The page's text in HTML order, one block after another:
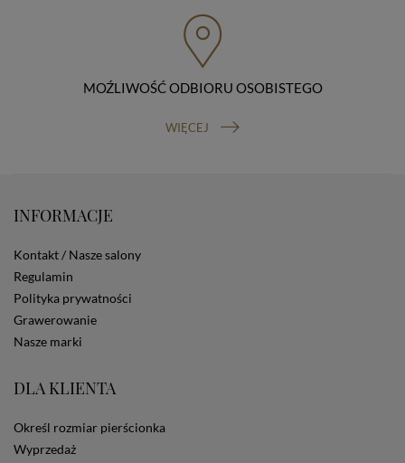
organu nadzorczego (Prezesa Urzędu Ochrony Danych
Osobowych, ul. Stawki 2, 00-193 Warszawa) oraz
prawo do cofnięcia zgody na przetwarzanie danych
osobowych (masz prawo cofnięcia zgody na
przetwarzanie danych w dowolnym momencie;
przetwarzania, którego dokonano na podstawie Twojej
zgody przed jej cofnięciem). W celu wykonania swoich
nie podasz danych, nie będziesz mógł przeglądać
zawartości naszej strony
Zautomatyzowane podejmowanie decyzji
Na stronie Sklepu są wykorzystywane pliki cookies.
Stosowane są one w celach zapewnienia maksymalnej
wygody wszystkich użytkowników (w tym Kupujących)
przy korzystaniu ze Sklepu (zapamiętywanie
preferencji i ustawień na stronie, zbieranie
anonimowych danych dla celów reklamowych i
portale społecznościowe, np. Facebook). Korzystanie
dotyczących cookies oznacza, że będą one
zamieszczane w urządzeniu końcowym każdego
użytkownika. Jeżeli użytkownik nie wyraża zgody na
MOŹLIWOŚĆ ODBIORU OSOBISTEGO
WIĘCEJ
INFORMACJE
Kontakt / Nasze salony
Regulamin
Polityka prywatności
Grawerowanie
Nasze marki
DLA KLIENTA
Określ rozmiar pierścionka
Wyprzedaż